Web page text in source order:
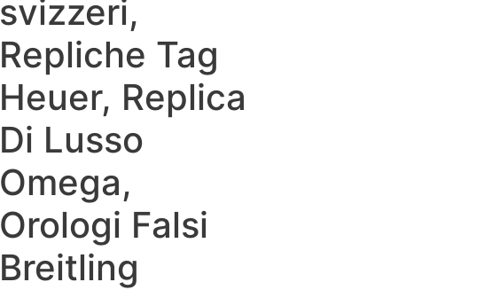
svizzeri,
Repliche Tag
Heuer, Replica
Di Lusso
Omega,
Orologi Falsi
Breitling